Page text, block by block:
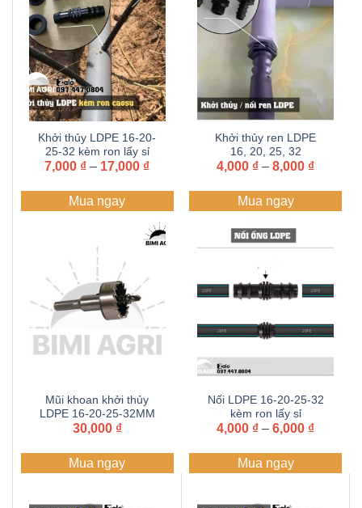
Khởi thủy LDPE 16-20-
25-32 kèm ron lấy sỉ
Zalo+hotline
7,000 ₫ – 17,000 ₫Khoảng
từ
17,000 ₫
Mua ngay
Khởi thủy ren LDPE
16, 20, 25, 32
4,000 ₫ – 8,000 ₫Khoảng
từ
Mua ngay
Mũi khoan khởi thủy
LDPE 16-20-25-32MM
lấy sỉ Zalo+hotline
30,000 ₫
Mua ngay
Nối LDPE 16-20-25-32
kèm ron lấy sỉ
Zalo+hotline
4,000 ₫ – 6,000 ₫Khoảng
từ
Mua ngay